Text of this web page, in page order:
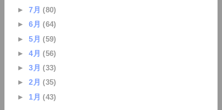
►7月 (80)
►6月 (64)
►5月 (59)
►4月 (56)
►3月 (33)
►2月 (35)
► 1月 (43)